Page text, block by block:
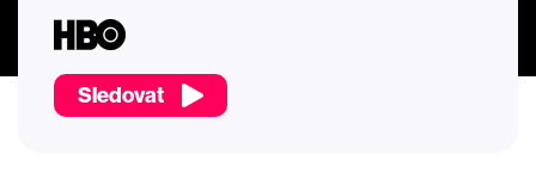
Sledovat